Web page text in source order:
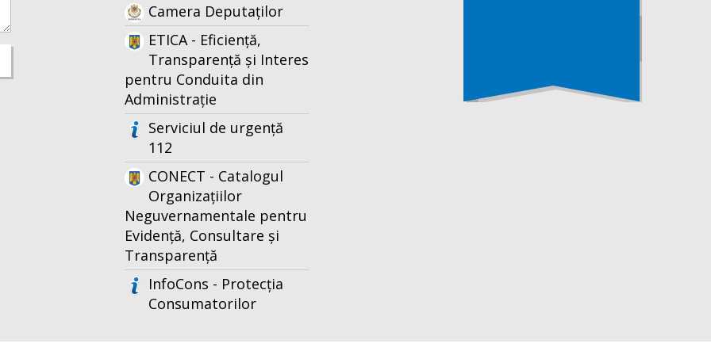
Camera Deputaților
ETICA - Eficiență,
Transparență și Interes
pentru Conduita din
Administrație
Serviciul de urgență
112
CONECT - Catalogul
Organizațiilor
Neguvernamentale pentru
Evidență, Consultare și
Transparență
InfoCons - Protecția
Consumatorilor